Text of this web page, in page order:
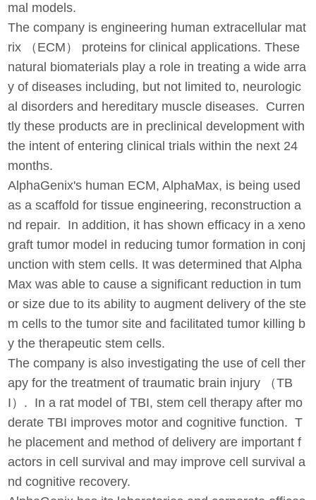
mal models.
The company is engineering human extracellular mat
rix （ECM） proteins for clinical applications. These
natural biomaterials play a role in treating a wide arra
y of diseases including, but not limited to, neurologic
al disorders and hereditary muscle diseases. Curren
tly these products are in preclinical development with
the intent of entering clinical trials within the next 24
months.
AlphaGenix's human ECM, AlphaMax, is being used
as a scaffold for tissue engineering, reconstruction a
nd repair. In addition, it has shown efficacy in a xeno
graft tumor model in reducing tumor formation in conj
unction with stem cells. It was determined that Alpha
Max was able to cause a significant reduction in tum
or size due to its ability to augment delivery of the ste
m cells to the tumor site and facilitated tumor killing b
y the therapeutic stem cells.
The company is also investigating the use of cell ther
apy for the treatment of traumatic brain injury （TB
I）. In a rat model of TBI, stem cell therapy after mo
derate TBI improves motor and cognitive function. T
he placement and method of delivery are important f
actors in cell survival and may improve cell survival a
nd cognitive recovery.